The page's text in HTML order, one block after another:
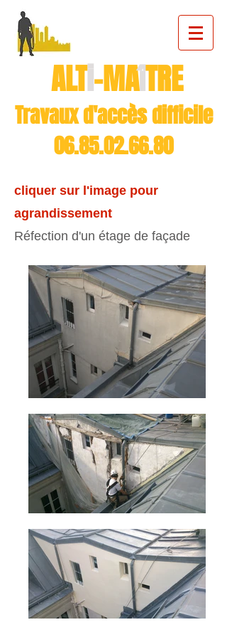
ALTi-MAîTRE
Travaux d'accès difficile
06.85.02.66.80
cliquer sur l'image pour
agrandissement
Réfection d'un étage de façade